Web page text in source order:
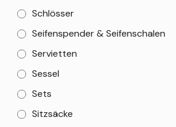
Schlösser
Seifenspender & Seifenschalen
Servietten
Sessel
Sets
Sitzsäcke